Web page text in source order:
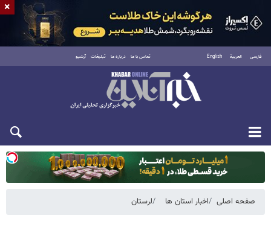
فارسی العربية English تماس با ما درباره ما تبلیغات آرشیو
یکشنبه ۱۸ مرداد ۱۴۰۵
صفحه اصلی اخبار استان ها لرستان
×